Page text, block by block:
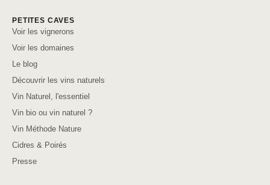
PETITES CAVES
Voir les vignerons
Voir les domaines
Le blog
Découvrir les vins naturels
Vin Naturel, l'essentiel
Vin bio ou vin naturel ?
Vin Méthode Nature
Cidres & Poirés
Presse